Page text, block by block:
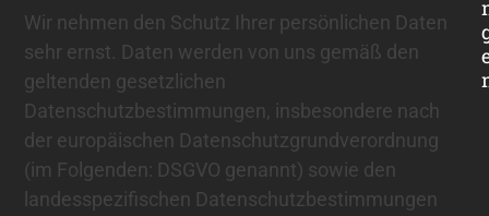
Wir nehmen den Schutz Ihrer persönlichen Daten
sehr ernst. Daten werden von uns gemäß den
geltenden gesetzlichen
Datenschutzbestimmungen, insbesondere nach
der europäischen Datenschutzgrundverordnung
(im Folgenden: DSGVO genannt) sowie den
landesspezifischen Datenschutzbestimmungen